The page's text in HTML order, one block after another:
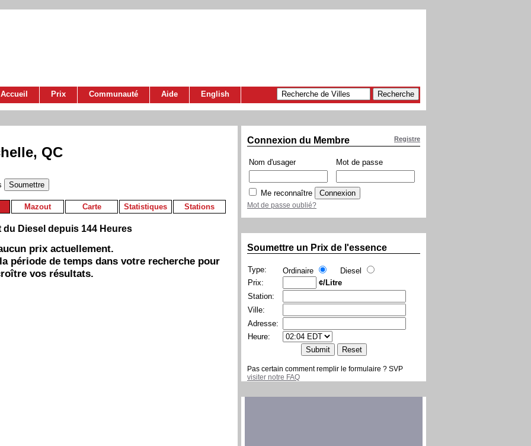
Accueil Prix Communauté Aide English
QC
Mazout Carte Statistiques Stations
Diesel depuis 144 Heures
prix actuellement.
période de temps dans votre recherche pour
vos résultats.
Registre
Connexion du Membre
Nom d'usager Mot de passe
Me reconnaître
Mot de passe oublié?
Soumettre un Prix de l'essence
Type: Ordinaire
Diesel
Prix:
¢/Litre
Station:
Ville:
Adresse:
Heure:
Pas certain comment remplir le formulaire ? SVP
visiter notre FAQ